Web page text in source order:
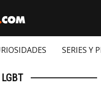
SERIES Y